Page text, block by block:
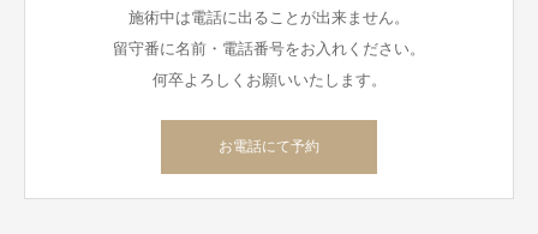
施術中は電話に出ることが出来ません。
留守番に名前・電話番号をお入れください。
何卒よろしくお願いいたします。
お電話にて予約